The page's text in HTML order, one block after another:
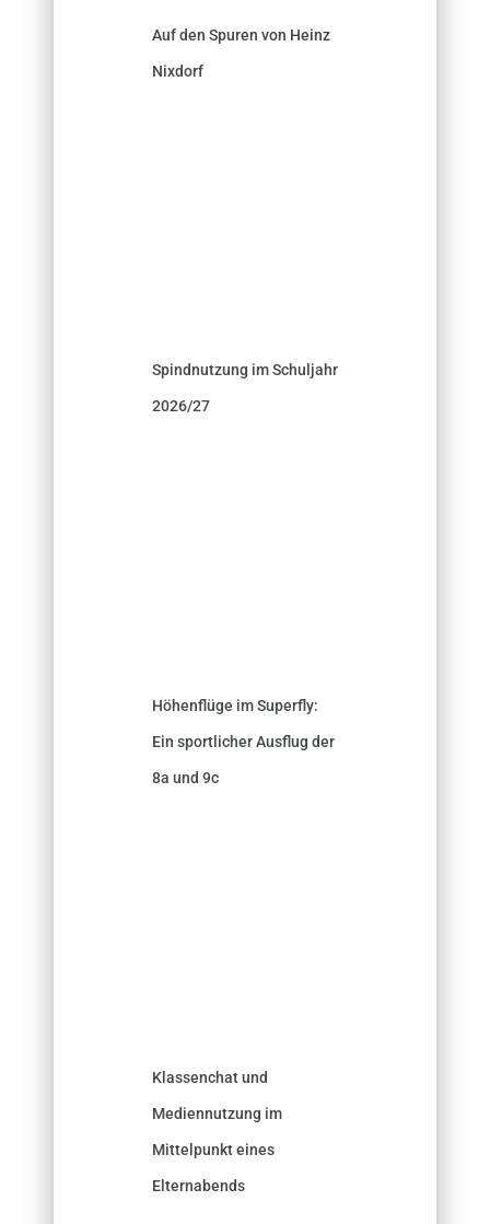
Auf den Spuren von Heinz
Nixdorf
Spindnutzung im Schuljahr
2026/27
Höhenflüge im Superfly:
Ein sportlicher Ausflug der
8a und 9c
Klassenchat und
Mediennutzung im
Mittelpunkt eines
Elternabends